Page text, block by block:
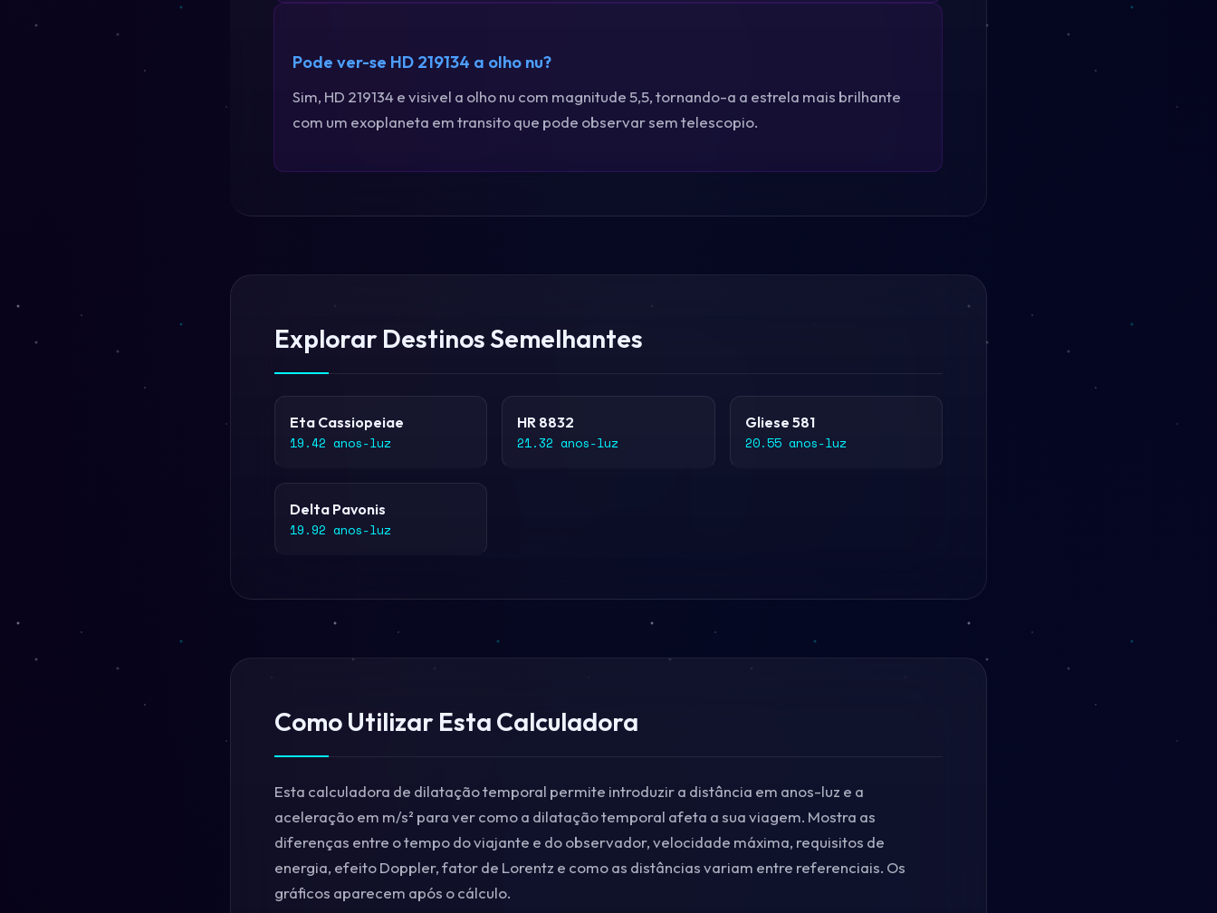
Pode ver-se HD 219134 a olho nu?
Sim, HD 219134 e visivel a olho nu com magnitude 5,5, tornando-a a estrela mais brilhante
com um exoplaneta em transito que pode observar sem telescopio.
Explorar Destinos Semelhantes
Eta Cassiopeiae
19.42 anos-luz
HR 8832
21.32 anos-luz
Gliese 581
20.55 anos-luz
Delta Pavonis
19.92 anos-luz
Como Utilizar Esta Calculadora
Esta calculadora de dilatação temporal permite introduzir a distância em anos-luz e a
aceleração em m/s² para ver como a dilatação temporal afeta a sua viagem. Mostra as
diferenças entre o tempo do viajante e do observador, velocidade máxima, requisitos de
energia, efeito Doppler, fator de Lorentz e como as distâncias variam entre referenciais. Os
gráficos aparecem após o cálculo.